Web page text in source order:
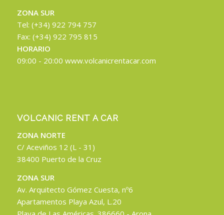
ZONA SUR
Tel: (+34) 922 794 757
Fax: (+34) 922 795 815
HORARIO
09:00 - 20:00 www.volcanicrentacar.com
VOLCANIC RENT A CAR
ZONA NORTE
C/ Aceviños 12 (L - 31)
38400 Puerto de la Cruz
ZONA SUR
Av. Arquitecto Gómez Cuesta, nº6
Apartamentos Playa Azul, L.20